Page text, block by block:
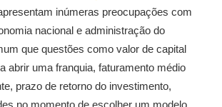
inúmeras preocupações com
nacional e administração do
que questões como valor de capital
abrir uma franquia, faturamento médio
prazo de retorno do investimento,
no momento de escolher um modelo